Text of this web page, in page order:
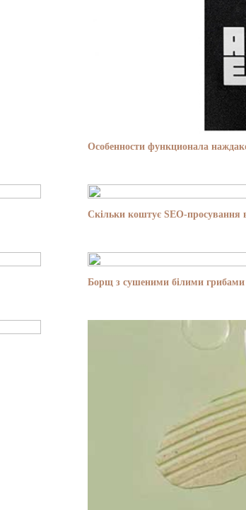
Особенности функционала
Скільки коштує SEO-просування
Борщ з сушеними білими грибами